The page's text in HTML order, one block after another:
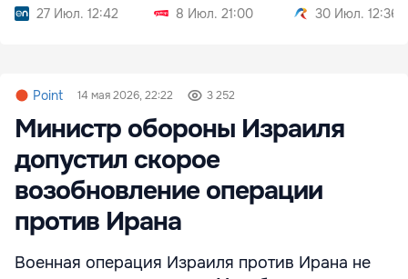
27 Июл. 12:42
8 Июл. 21:00
30 Июл. 12:36
Point 14 мая 2026, 22:22 3 252
Министр обороны Израиля
допустил скорое
возобновление операции
против Ирана
Военная операция Израиля против Ирана не